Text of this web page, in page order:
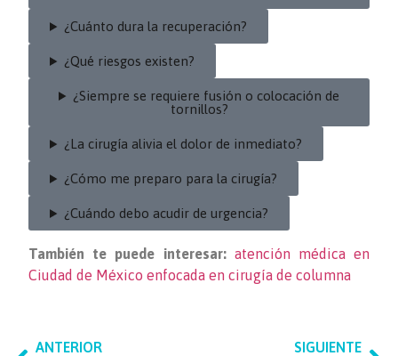
¿Cuánto dura la recuperación?
¿Qué riesgos existen?
¿Siempre se requiere fusión o colocación de
tornillos?
¿La cirugía alivia el dolor de inmediato?
¿Cómo me preparo para la cirugía?
¿Cuándo debo acudir de urgencia?
También te puede interesar: atención médica en
Ciudad de México enfocada en cirugía de columna
ANTERIOR
SIGUIENTE